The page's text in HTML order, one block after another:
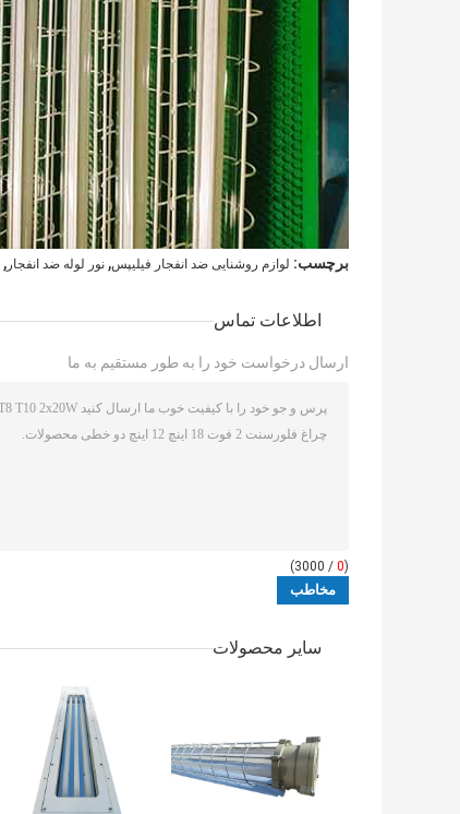
برچسب: لوازم روشنایی ضد انفجار فیلیپس, نور لوله ضد انفجار ,
اطلاعات تماس
ارسال درخواست خود را به طور مستقیم به ما
(
0
/ 3000)
سایر محصولات